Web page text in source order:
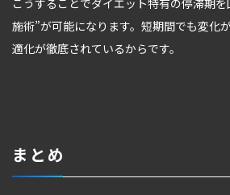
施術”が可能になります。短期間でも変化
適化が徹底されているからです。
まとめ